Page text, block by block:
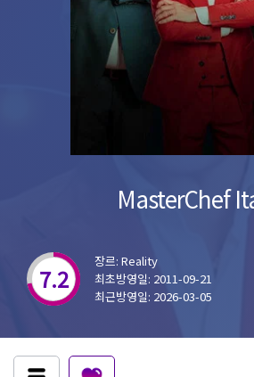
MasterChef
7.2
장르: Reality
최초방영일: 2011-09-21
최근방영일: 2026-03-05